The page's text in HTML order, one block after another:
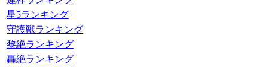
星5ランキング
守護獣ランキング
黎絶ランキング
轟絶ランキング